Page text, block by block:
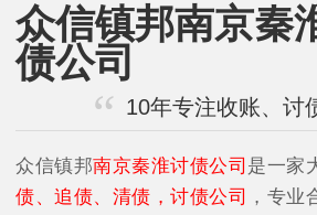
众信镇邦南京秦
债公司
10年专注收账、讨
众信镇邦南京秦淮讨债公司 是一家
债、追债、清债，讨债公司 ，专业